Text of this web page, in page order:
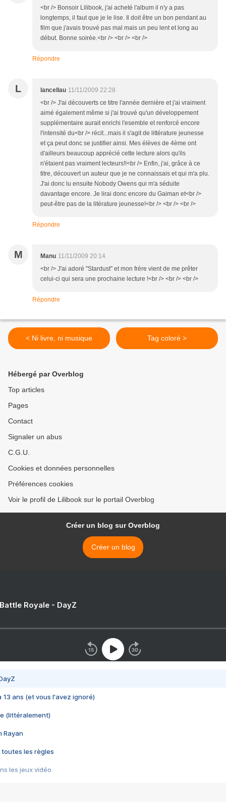
<br /> Bonsoir Lilibook, j'ai acheté l'album il n'y a pas
longtemps, il faut que je le lise. Il doit être un bon pendant au
film que j'avais trouvé pas mal mais un peu lent et long au
début. Bonne soirée.<br /> <br /> <br />
Répondre
L lancellau 11/11/2009 22:28
<br /> J'ai découverts ce titre l'année dernière et j'ai vraiment
aimé également même si j'ai trouvé qu'un développement
supplémentaire aurait enrichi l'esemble et renforcé encore
l'intensité du<br /> récit...mais il s'agit de littérature jeunesse
et ça peut donc se justifier ainsi. Mes élèves de 4ème ont
d'ailleurs beaucoup apprécié cette lecture alors qu'ils
n'étaient pas vraiment lecteurs!!<br /> Enfin, j'ai, grâce à ce
titre, découvert un auteur que je ne connaissais et qui m'a plu.
J'ai donc lu ensuite Nobody Owens qui m'a séduite
davantage encore. Je lirai donc encore du Gaiman et<br />
peut-être pas de la litérature jeunesse!<br /> <br /> <br />
Répondre
M Manu 11/11/2009 20:14
<br /> J'ai adoré "Stardust" et mon frère vient de me prêter
celui-ci qui sera une prochaine lecture !<br /> <br /> <br />
Répondre
< Ni livre, ni musique Tag coloré >
Hébergé par Overblog
Top articles
Pages
Contact
Signaler un abus
C.G.U.
Cookies et données personnelles
Préférences cookies
Voir le profil de Lilibook sur le portail Overblog
Créer un blog sur Overblog
Créer un blog
Royale - DayZ
13 ans (et vous l'avez ignoré)
(littéralement)
Rayan
toutes les règles
les jeux vidéo